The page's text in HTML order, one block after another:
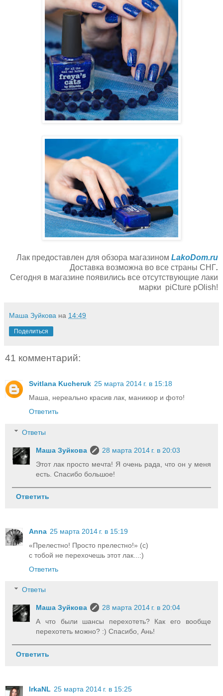
Лак предоставлен для обзора магазином LakoDom.ru
Доставка возможна во все страны СНГ.
Сегодня в магазине появились все отсутствующие лаки
марки piCture pOlish!
Маша Зуйкова на 14:49
Поделиться
41 комментарий:
Svitlana Kucheruk 25 марта 2014 г. в 15:18
Маша, нереально красив лак, маникюр и фото!
Ответить
Ответы
Маша Зуйкова
28 марта 2014 г. в 20:03
Этот лак просто мечта! Я очень рада, что он у меня
есть. Спасибо большое!
Ответить
Anna 25 марта 2014 г. в 15:19
«Прелестно! Просто прелестно!» (с)
с тобой не перехочешь этот лак...:)
Ответить
Ответы
Маша Зуйкова
28 марта 2014 г. в 20:04
А что были шансы перехотеть? Как его вообще
перехотеть можно? :) Спасибо, Ань!
Ответить
IrkaNL 25 марта 2014 г. в 15:25